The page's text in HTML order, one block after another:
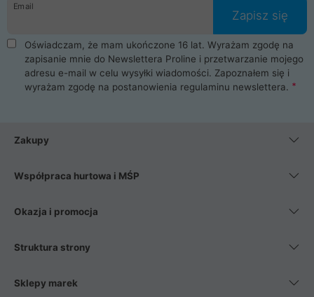
Email
Zapisz się
Oświadczam, że mam ukończone 16 lat. Wyrażam zgodę na
zapisanie mnie do Newslettera Proline i przetwarzanie mojego
adresu e-mail w celu wysyłki wiadomości. Zapoznałem się i
wyrażam zgodę na postanowienia regulaminu newslettera.
Zakupy
Współpraca hurtowa i MŚP
Okazja i promocja
Struktura strony
Sklepy marek